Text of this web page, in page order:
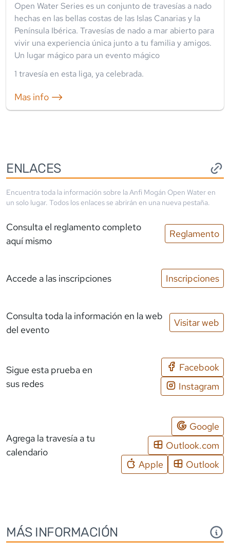
Open Water Series es un conjunto de travesías a nado
hechas en las bellas costas de las Islas Canarias y la
Península Ibérica. Travesías de nado a mar abierto para
vivir una experiencia única junto a tu familia y amigos.
Un lugar mágico para un evento mágico
1 travesía en esta liga, ya celebrada.
Mas info ⟶
ENLACES
Encuentra toda la información sobre laAnfi Mogán Open Water en
un solo lugar. Todos los enlaces se abrirán en una nueva pestaña.
Consulta el reglamento completo
aquí mismo
Reglamento
Accede a las inscripciones Inscripciones
Consulta toda la información en la web
del evento
Visitar web
Sigue esta prueba en
sus redes
Facebook
Instagram
Agrega la travesía a tu
calendario
Google
Outlook.com
Apple
Outlook
MÁS INFORMACIÓN